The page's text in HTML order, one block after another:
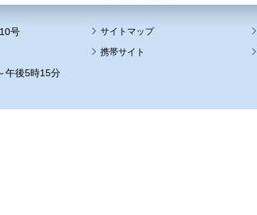
号
午後5時15分
サイトマップ
携帯サイト